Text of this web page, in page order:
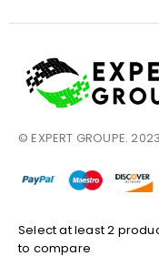
© EXPERT GROUPE.
Select at least 2
to compare